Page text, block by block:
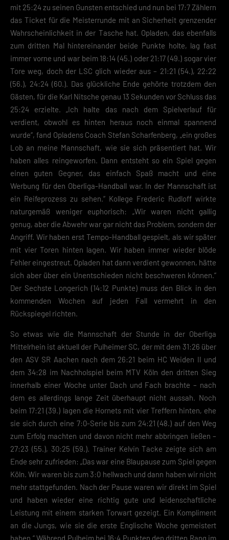
mit 25:24 zu seinen Gunsten entschied und nun bei 17:7 Zählern
das Ticket für die Meisterrunde mit an Sicherheit grenzender
Wahrscheinlichkeit in der Tasche hat. Opladen, das ebenfalls
zum dritten Mal hintereinander beide Punkte holte, lag fast
immer vorne und war beim 18:14 (45.) oder 21:17 (49.) sogar vier
Tore weg, doch der LSC glich wieder aus – 21:21 (54.), 22:22
(56.), 24:24 (60.). Das glückliche Ende gehörte trotzdem den
Gästen, für die Karl Nitsche genau 13 Sekunden vor Schluss das
25:24 erzielte. „Ich halte das nach dem Spielverlauf für
verdient, obwohl es hinten heraus noch einmal spannend
wurde“, fand Opladens Coach Stefan Scharfenberg, „ein großes
Lob an meine Mannschaft, wie sie sich präsentiert hat. Wir
haben alles reingeworfen. Dann entsteht so ein Spiel gegen
einen guten Gegner, das einfach Spaß macht und eine
Werbung für den Oberliga-Handball war. In der Mannschaft ist
ein Reifeprozess zu sehen.“ Kollege Frederic Rudloff wirkte
naturgemäß weniger euphorisch: „Wir waren nicht gallig
genug, aber die Abwehr war gar nicht das Problem, sondern der
Angriff. Wir haben erst Tempo-Handball gespielt, als wir später
mit vier Toren hinten lagen. Wir haben immer wieder blöde
Fehler eingestreut. Opladen hat dann verdient gewonnen, hätte
sich aber über ein Unentschieden nicht beschweren können.“
Der Sechste Longerich (14:12 Punkte) muss den Blick in den
kommenden Wochen auf jeden Fall vermehrt in den
Rückspiegel richten.
So etwas wie die Mannschaft der Stunde in der Oberliga
Mittelrhein ist aktuell der Pulheimer SC, der mit dem 31:26 über
den ASV SR Aachen nach dem 26:21 beim HC Weiden II und
dem 34:28 im Nachholspiel beim MTV Köln den dritten Sieg
innerhalb einer Woche unter Dach und Fach brachte – nach
dem es allerdings lange Zeit überhaupt nicht aussah. Noch
beim 17:21 (39.) lagen die Hornets mit vier Treffern hinten, ehe
sie sich durch eine 7:0-Serie bis zum 24:21 (48.) auf den Weg
zum Erfolg machten und davon nicht mehr abbringen ließen –
27:23 (55.), 30:25 (59.). Trainer Kelvin Tacke zeigte sich am
Ende sehr zufrieden: „Das war eine Blaupause zum Spiel gegen
Köln. Wir waren bis zum 3:0 hellwach und dann haben wir nicht
mehr stattgefunden. Nach der Pause waren wir direkt im Spiel
und haben wieder eine richtig gute und leidenschaftliche
Leistung mit einem starken Torwart gezeigt. Ein Kompliment
an die Jungs, wie sie die erste Englische Woche gemeistert
haben.“ Während Pulheim bei 16:4 Punkten den dritten Rang im